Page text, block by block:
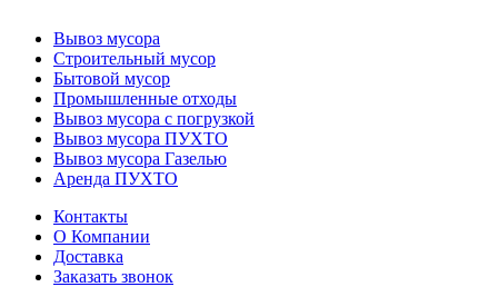
Вывоз мусора
Строительный мусор
Бытовой мусор
Промышленные отходы
Вывоз мусора с погрузкой
Вывоз мусора ПУХТО
Вывоз мусора Газелью
Аренда ПУХТО
Контакты
О Компании
Доставка
Заказать звонок